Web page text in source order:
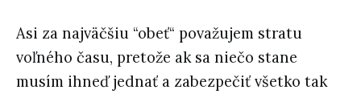
Asi za najväčšiu “obeť“ považujem stratu
voľného času, pretože ak sa niečo stane
musím ihneď jednať a zabezpečiť všetko tak